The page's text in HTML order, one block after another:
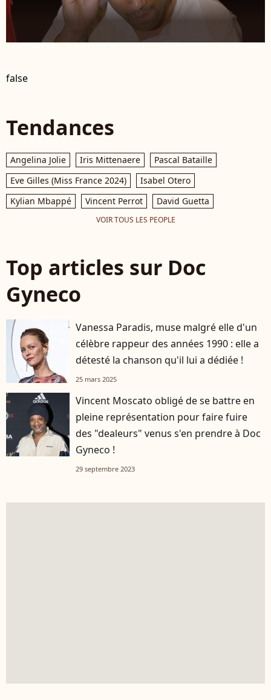
false
Tendances
Angelina Jolie Iris Mittenaere
Pascal Bataille
Eve Gilles (Miss France 2024)
Isabel Otero
Kylian Mbappé
Vincent Perrot David Guetta
VOIR TOUS LES PEOPLE
Top articles sur Doc
Gyneco
Vanessa Paradis, muse malgré elle d'un
célèbre rappeur des années 1990 : elle a
détesté la chanson qu'il lui a dédiée !
25 mars 2025
Vincent Moscato obligé de se battre en
pleine représentation pour faire fuire
des "dealeurs" venus s'en prendre à Doc
Gyneco !
29 septembre 2023